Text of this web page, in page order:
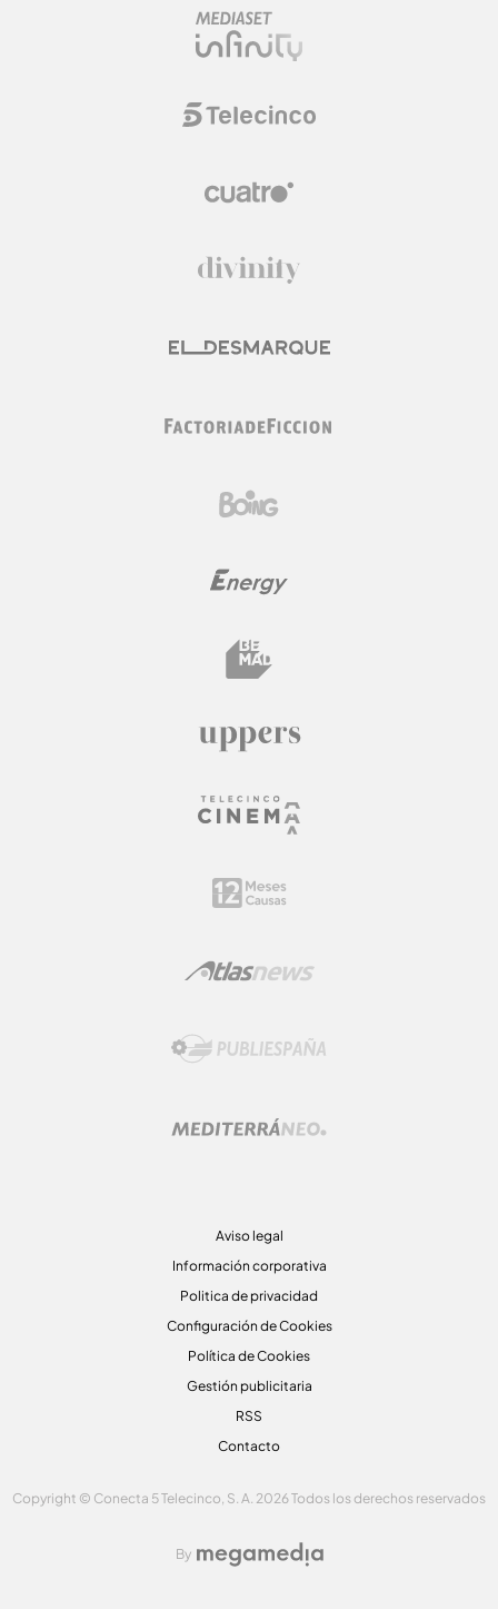
Aviso legal
Información corporativa
Politica de privacidad
Configuración de Cookies
Política de Cookies
Gestión publicitaria
RSS
Contacto
Copyright © Conecta 5 Telecinco, S. A. 2026 Todos los derechos reservados
By